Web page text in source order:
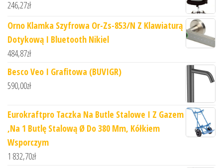
246,27zł
Orno Klamka Szyfrowa Or-Zs-853/N Z Klawiaturą
Dotykową I Bluetooth Nikiel
484,87zł
Besco Veo I Grafitowa (BUVIGR)
590,00zł
Eurokraftpro Taczka Na Butle Stalowe I Z Gazem
,Na 1 Butlę Stalową Ø Do 380 Mm, Kółkiem
Wsporczym
1 832,70zł